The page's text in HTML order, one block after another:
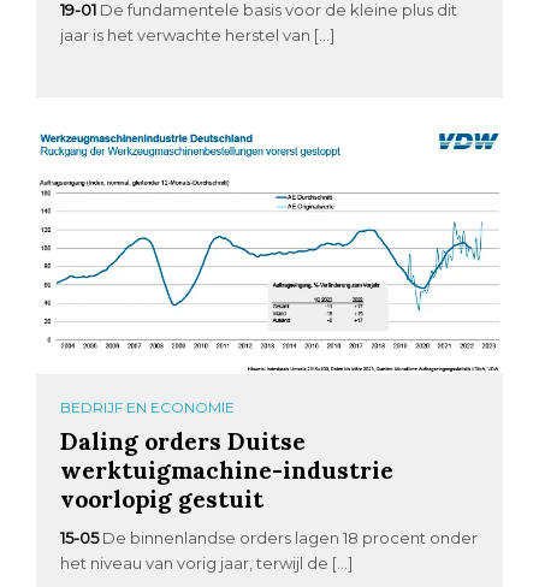
19-01 De fundamentele basis voor de kleine plus dit
jaar is het verwachte herstel van […]
BEDRIJF EN ECONOMIE
Daling orders Duitse
werktuigmachine-industrie
voorlopig gestuit
15-05 De binnenlandse orders lagen 18 procent onder
het niveau van vorig jaar, terwijl de […]